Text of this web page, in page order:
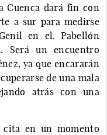
Cuenca dará fin con
a sur para medirse
en el. Pabellón
Será un encuentro
ya que encararán
de una mala
atrás con una
cita en un momento